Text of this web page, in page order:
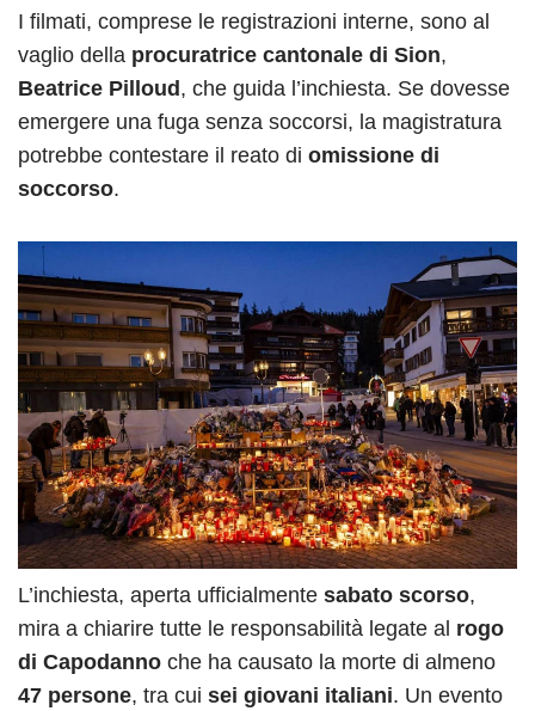
I filmati, comprese le registrazioni interne, sono al
vaglio della procuratrice cantonale di Sion,
Beatrice Pilloud, che guida l’inchiesta. Se dovesse
emergere una fuga senza soccorsi, la magistratura
potrebbe contestare il reato di omissione di
soccorso.
L’inchiesta, aperta ufficialmente sabato scorso,
mira a chiarire tutte le responsabilità legate al rogo
di Capodanno che ha causato la morte di almeno
47 persone, tra cui sei giovani italiani. Un evento